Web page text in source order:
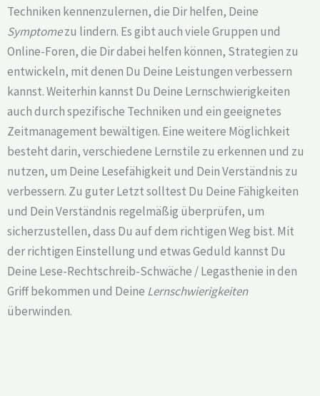
Techniken kennenzulernen, die Dir helfen, Deine
Symptomezu lindern. Es gibt auch viele Gruppen und
Online-Foren, die Dir dabei helfen können, Strategien zu
entwickeln, mit denen Du Deine Leistungen verbessern
kannst. Weiterhin kannst Du Deine Lernschwierigkeiten
auch durch spezifische Techniken und ein geeignetes
Zeitmanagement bewältigen. Eine weitere Möglichkeit
besteht darin, verschiedene Lernstile zu erkennen und zu
nutzen, um Deine Lesefähigkeit und Dein Verständnis zu
verbessern. Zu guter Letzt solltest Du Deine Fähigkeiten
und Dein Verständnis regelmäßig überprüfen, um
sicherzustellen, dass Du auf dem richtigen Weg bist. Mit
der richtigen Einstellung und etwas Geduld kannst Du
Deine Lese-Rechtschreib-Schwäche / Legasthenie in den
Griff bekommen und Deine Lernschwierigkeiten
überwinden.